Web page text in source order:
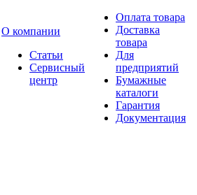
O компании
Статьи
Сервисный
центр
Оплата товара
Доставка
товара
Для
предприятий
Бумажные
каталоги
Гарантия
Документация